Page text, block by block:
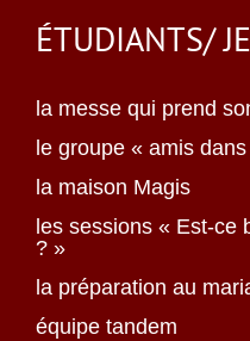
ÉTUDIANTS/
la messe qui prend
le groupe « amis
la maison Magis
les sessions « Est-ce
? »
la préparation au
équipe tandem